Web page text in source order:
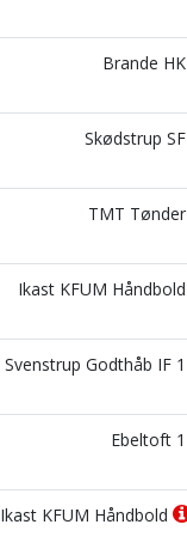
Brande HK
Skødstrup SF
TMT Tønder
Ikast KFUM Håndbold
Svenstrup Godthåb IF 1
Ebeltoft 1
Ikast KFUM Håndbold